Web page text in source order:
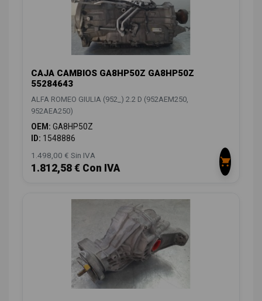
CAJA CAMBIOS GA8HP50Z GA8HP50Z
55284643
ALFA ROMEO GIULIA (952_) 2.2 D (952AEM250,
952AEA250)
OEM: GA8HP50Z
ID: 1548886
1.498,00 € Sin IVA
1.812,58 € Con IVA